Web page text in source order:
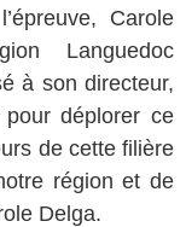
Carole
Languedoc
à son directeur,
déplorer ce
de cette filière
région et de
Delga.